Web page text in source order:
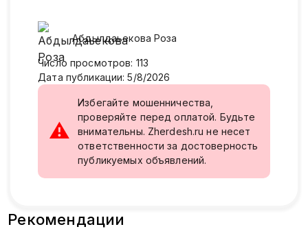
Абдылдаьекова Роза
Число просмотров: 113
Дата публикации: 5/8/2026
⚠
Избегайте мошенничества,
проверяйте перед оплатой. Будьте
внимательны. Zherdesh.ru не несет
ответственности за достоверность
публикуемых объявлений.
Рекомендации